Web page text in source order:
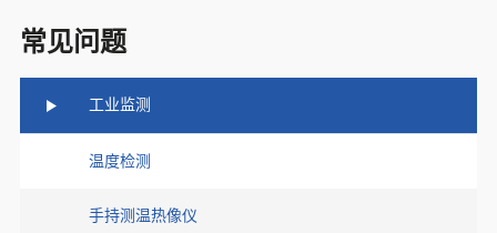
常见问题
工业监测
温度检测
手持测温热像仪